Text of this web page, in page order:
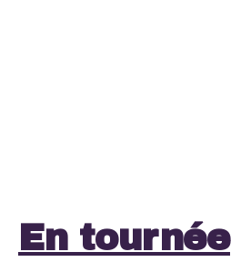
En tournée